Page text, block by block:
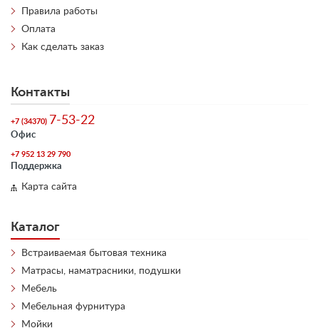
Правила работы
Оплата
Как сделать заказ
Контакты
+7 (34370) 7-53-22
Офис
+7 952 13 29 790
Поддержка
Карта сайта
Каталог
Встраиваемая бытовая техника
Матрасы, наматрасники, подушки
Мебель
Мебельная фурнитура
Мойки